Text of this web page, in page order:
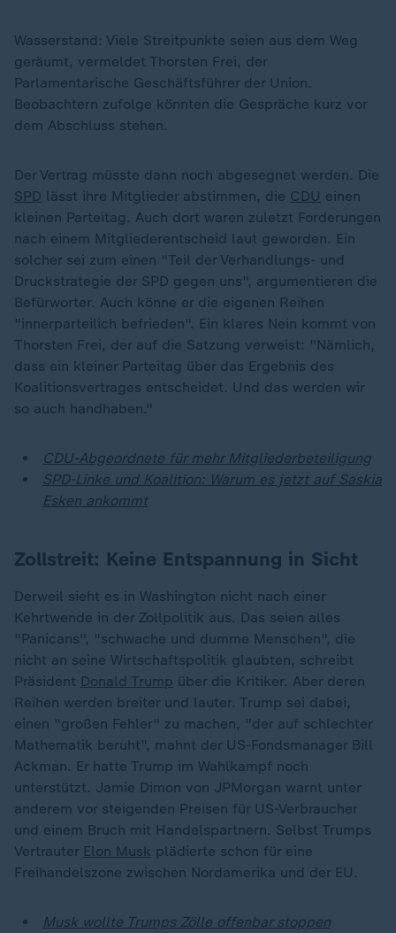
Wasserstand: Viele Streitpunkte seien aus dem Weg
geräumt, vermeldet Thorsten Frei, der
Parlamentarische Geschäftsführer der Union.
Beobachtern zufolge könnten die Gespräche kurz vor
dem Abschluss stehen.
Der Vertrag müsste dann noch abgesegnet werden. Die
SPD lässt ihre Mitglieder abstimmen, die CDU einen
kleinen Parteitag. Auch dort waren zuletzt Forderungen
nach einem Mitgliederentscheid laut geworden. Ein
solcher sei zum einen "Teil der Verhandlungs- und
Druckstrategie der SPD gegen uns", argumentieren die
Befürworter. Auch könne er die eigenen Reihen
"innerparteilich befrieden". Ein klares Nein kommt von
Thorsten Frei, der auf die Satzung verweist: "Nämlich,
dass ein kleiner Parteitag über das Ergebnis des
Koalitionsvertrages entscheidet. Und das werden wir
so auch handhaben."
CDU-Abgeordnete für mehr Mitgliederbeteiligung
SPD-Linke und Koalition: Warum es jetzt auf Saskia
Esken ankommt
Zollstreit: Keine Entspannung in Sicht
Derweil sieht es in Washington nicht nach einer
Kehrtwende in der Zollpolitik aus. Das seien alles
"Panicans", "schwache und dumme Menschen", die
nicht an seine Wirtschaftspolitik glaubten, schreibt
Präsident Donald Trump über die Kritiker. Aber deren
Reihen werden breiter und lauter. Trump sei dabei,
einen "großen Fehler" zu machen, "der auf schlechter
Mathematik beruht", mahnt der US-Fondsmanager Bill
Ackman. Er hatte Trump im Wahlkampf noch
unterstützt. Jamie Dimon von JPMorgan warnt unter
anderem vor steigenden Preisen für US-Verbraucher
und einem Bruch mit Handelspartnern. Selbst Trumps
Vertrauter Elon Musk plädierte schon für eine
Freihandelszone zwischen Nordamerika und der EU.
Musk wollte Trumps Zölle offenbar stoppen